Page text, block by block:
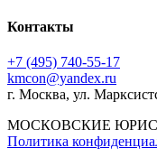
Контакты
+7 (495) 740‑55‑17
kmcon@yandex.ru
г. Москва, ул.
МОСКОВСКИЕ
Политика